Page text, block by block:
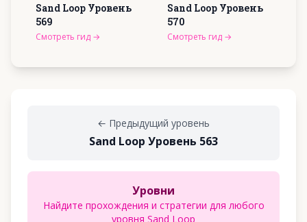
Sand Loop Уровень
569
Смотреть гид →
Sand Loop Уровень
570
Смотреть гид →
← Предыдущий уровень
Sand Loop Уровень 563
Уровни
Найдите прохождения и стратегии для любого
уровня Sand Loop